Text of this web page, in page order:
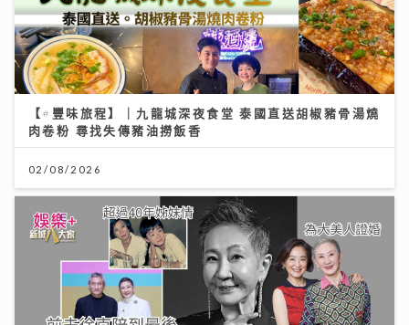
【#豐味旅程】｜九龍城深夜食堂 泰國直送胡椒豬骨湯燒
肉卷粉 尋找失傳豬油撈飯香
02/08/2026